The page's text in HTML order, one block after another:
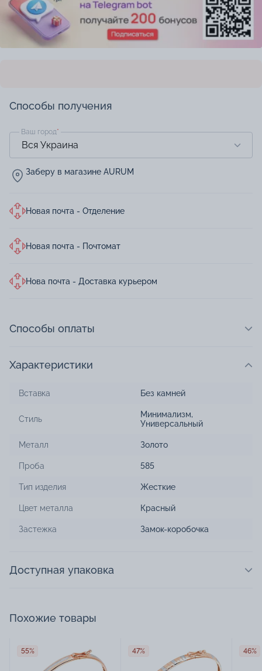
Способы получения
Ваш город*
Заберу в магазине AURUM
Новая почта - Отделение
Новая почта - Почтомат
Нова почта - Доставка курьером
Способы оплаты
Характеристики
Вставка Без камней
Стиль Минимализм,
Универсальный
Металл Золото
Проба 585
Тип изделия Жесткие
Цвет металла Красный
Застежка Замок-коробочка
Доступная упаковка
Похожие товары
55% 47% 46%